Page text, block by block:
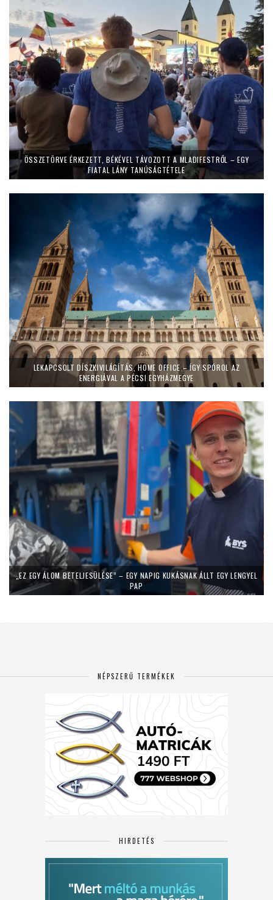
ÖSSZETÖRVE ÉRKEZETT, BÉKÉVEL TÁVOZOTT A MLADIFESTRŐL – EGY
FIATAL LÁNY TANÚSÁGTÉTELE
LEKAPCSOLT DÍSZKIVILÁGÍTÁS, HOME OFFICE – ÍGY SPÓROL AZ
ENERGIÁVAL A PÉCSI EGYHÁZMEGYE
„EZ EGY ÁLOM BETELJESÜLÉSE” – EGY NAPIG KUKÁSNAK ÁLLT EGY LENGYEL
PAP
NÉPSZERŰ TERMÉKEK
HIRDETÉS